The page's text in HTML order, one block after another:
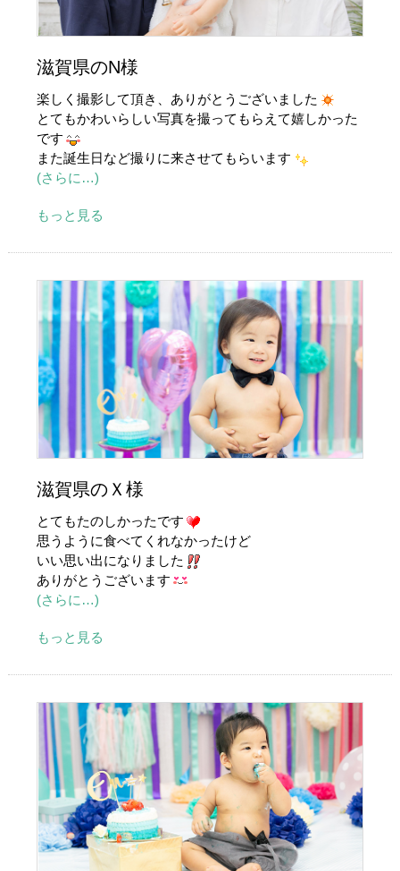
滋賀県のN様
楽しく撮影して頂き、ありがとうございました
とてもかわいらしい写真を撮ってもらえて嬉しかった
です
また誕生日など撮りに来させてもらいます
(さらに…)
もっと見る
滋賀県のＸ様
とてもたのしかったです
思うように食べてくれなかったけど
いい思い出になりました
ありがとうございます
(さらに…)
もっと見る